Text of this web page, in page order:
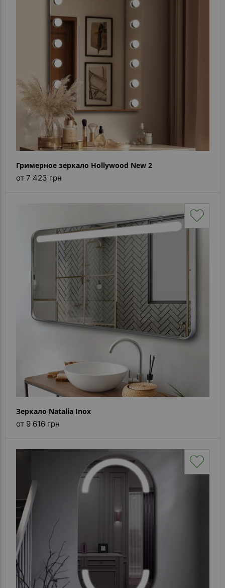
Гримерное зеркало Hollywood New 2
от 7 423 грн
Зеркало Natalia Inox
от 9 616 грн